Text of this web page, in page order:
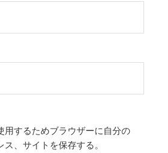
用するためブラウザーに自分の
、サイトを保存する。